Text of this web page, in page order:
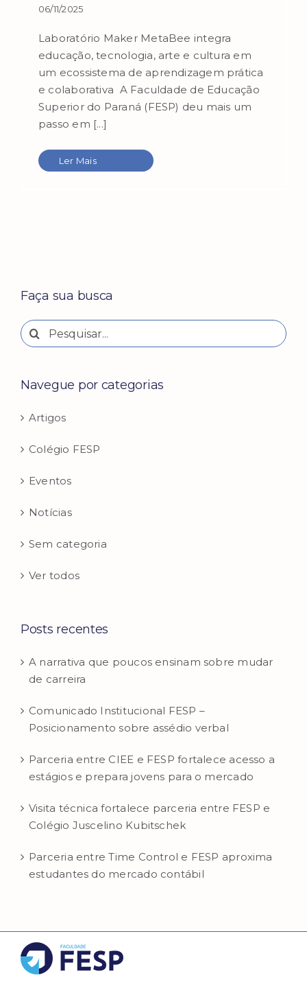
06/11/2025
Laboratório Maker MetaBee integra
educação, tecnologia, arte e cultura em
um ecossistema de aprendizagem prática
e colaborativa A Faculdade de Educação
Superior do Paraná (FESP) deu mais um
passo em [...]
Ler Mais
Faça sua busca
Buscar
resultados
Navegue por categorias
Artigos
Colégio FESP
Eventos
Notícias
Sem categoria
Ver todos
Posts recentes
A narrativa que poucos ensinam sobre mudar
de carreira
Comunicado Institucional FESP –
Posicionamento sobre assédio verbal
Parceria entre CIEE e FESP fortalece acesso a
estágios e prepara jovens para o mercado
Visita técnica fortalece parceria entre FESP e
Colégio Juscelino Kubitschek
Parceria entre Time Control e FESP aproxima
estudantes do mercado contábil